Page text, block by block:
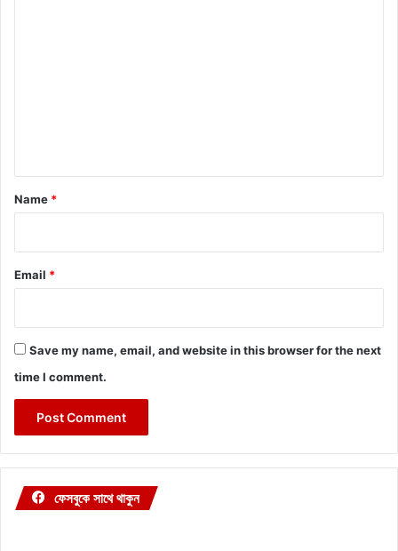
*
Name *
Email *
Save my name, email, and website in this browser for the next
time I comment.
ফেসবুকে সাথে থাকুন